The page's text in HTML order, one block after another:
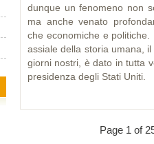
dunque un fenomeno non
ma anche venato
che economiche e
assiale della storia umana,
giorni nostri, è dato in tutta
presidenza degli Stati Uniti.
Page 1 of